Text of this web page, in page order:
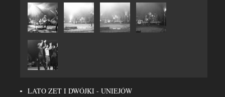
LATO ZET I DWÓJKI - UNIEJÓW